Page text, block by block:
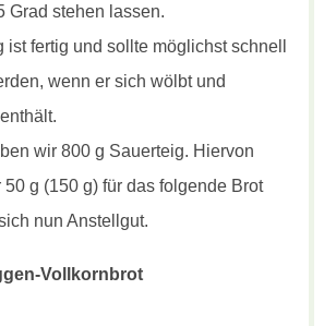
Grad stehen lassen.
ist fertig und sollte möglichst schnell
wenn er sich wölbt und
wir 800 g Sauerteig. Hiervon
50 g (150 g) für das folgende Brot
nun Anstellgut.
Vollkornbrot